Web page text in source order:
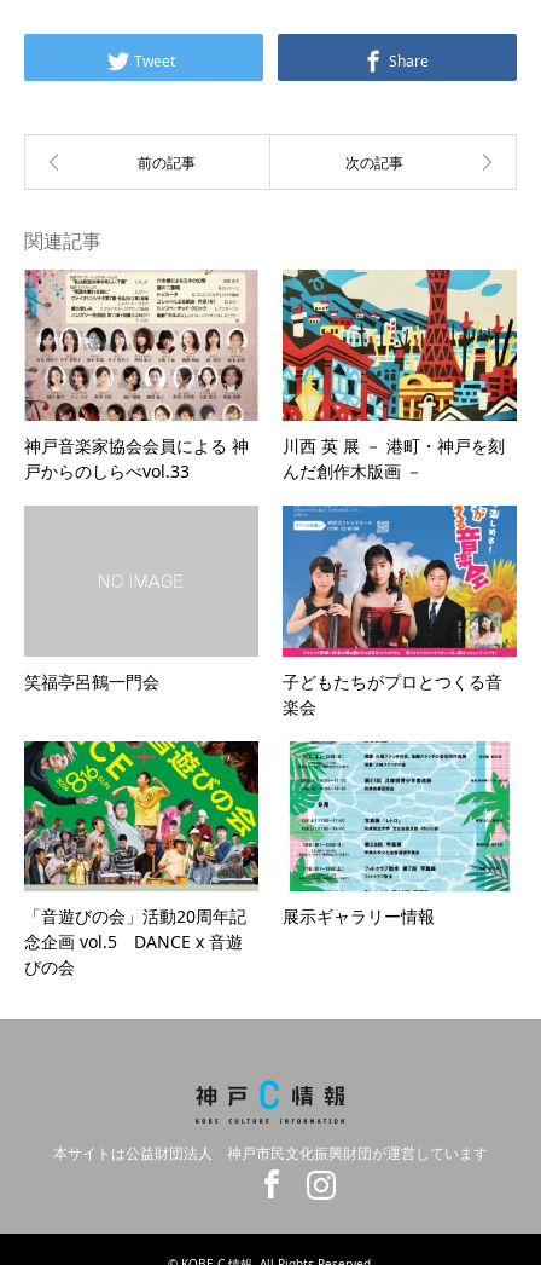
Tweet Share
関連記事
神戸音楽家協会会員による 神
戸からのしらべvol.33
川西 英 展 － 港町・神戸を刻
んだ創作木版画 －
笑福亭呂鶴一門会
子どもたちがプロとつくる音
楽会
「音遊びの会」活動20周年記
念企画 vol.5 DANCE x 音遊
びの会
展示ギャラリー情報
本サイトは公益財団法人 神戸市民文化振興財団が運営しています